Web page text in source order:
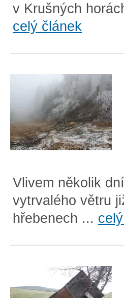
v Krušných
celý článek
Vlivem několik
vytrvalého větru
hřebenech ...